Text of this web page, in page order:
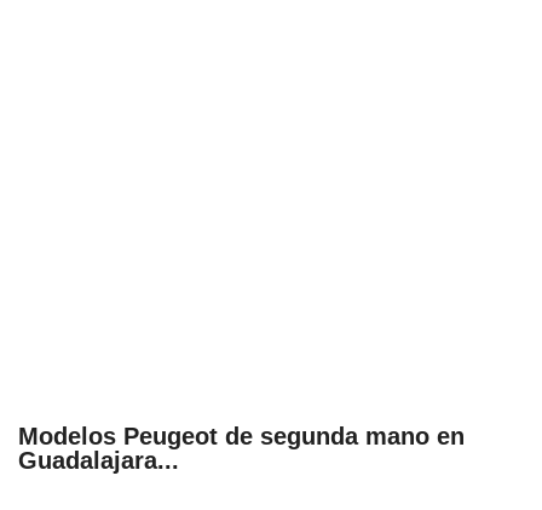
Modelos Peugeot de segunda mano en
Guadalajara...